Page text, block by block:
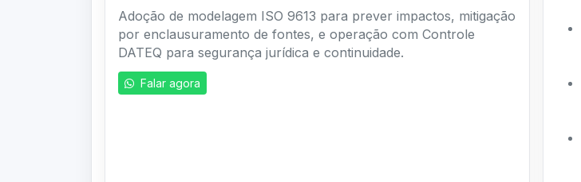
Adoção de modelagem ISO 9613 para prever impactos, mitigação
por enclausuramento de fontes, e operação com Controle
DATEQ para segurança jurídica e continuidade.
Falar agora